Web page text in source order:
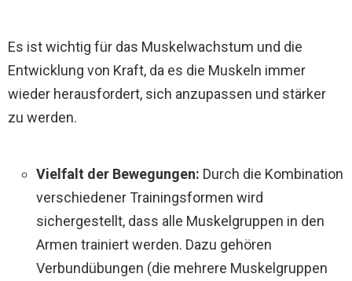
Es ist wichtig für das Muskelwachstum und die
Entwicklung von Kraft, da es die Muskeln immer
wieder herausfordert, sich anzupassen und stärker
zu werden.
Vielfalt der Bewegungen: Durch die Kombination
verschiedener Trainingsformen wird
sichergestellt, dass alle Muskelgruppen in den
Armen trainiert werden. Dazu gehören
Verbundübungen (die mehrere Muskelgruppen